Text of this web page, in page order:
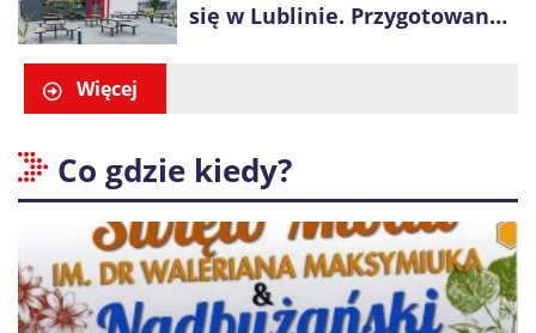
się w Lublinie. Przygotowano
Więcej
Co gdzie kiedy?